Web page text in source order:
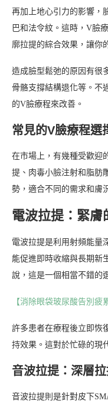
再加上地心引力的影響，
巴和法令紋。這時，V臉
廓拉提的綜合效果，讓你
造成臉型鬆弛的原因有很
骨骼支撐結構退化等。不
的V臉療程來改善。
常見的V臉療程選
在市場上，有幾種受歡迎
提、肉毒小臉注射和脂肪
勢，適合不同的需求和膚
電波拉提：緊膚
電波拉提是利用射頻能量
能促進即時收縮與長期新
說，這是一個相當不錯的
【消除眼袋玻尿酸告別疲
許多患者在療程後立即恢
持效果。這對於忙碌的現
音波拉提：深層
音波拉提則是針對皮下